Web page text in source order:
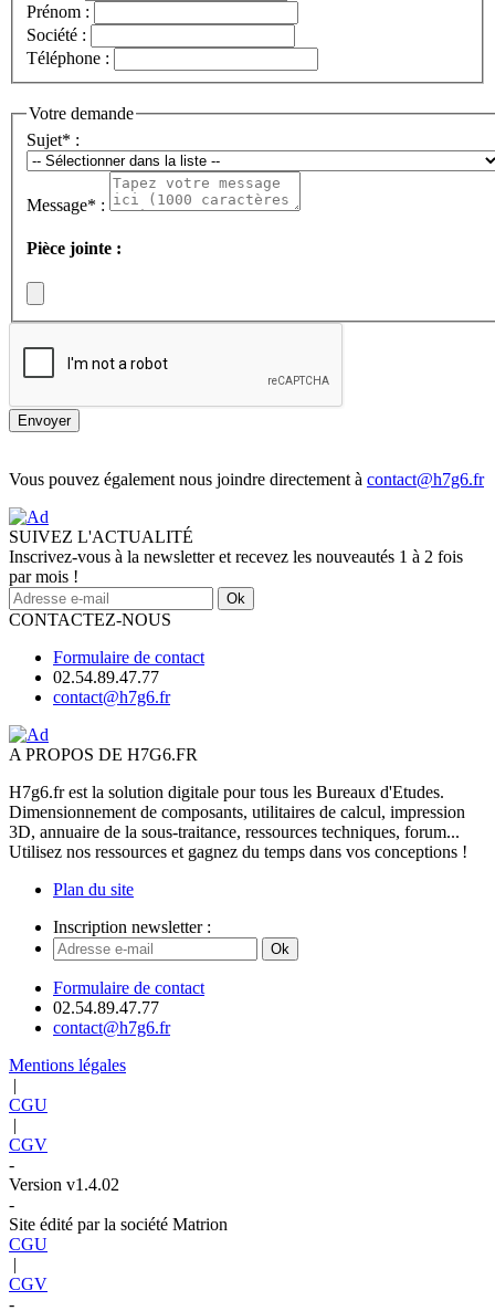
Prénom :
Société :
Téléphone :
Votre demande
Sujet* :
Message* :
Pièce jointe :
Envoyer
Vous pouvez également nous joindre directement à contact@h7g6.fr
SUIVEZ L'ACTUALITÉ
Inscrivez-vous à la newsletter et recevez les nouveautés 1 à 2 fois
par mois !
Ok
CONTACTEZ-NOUS
Formulaire de contact
02.54.89.47.77
contact@h7g6.fr
A PROPOS DE H7G6.FR
H7g6.fr est la solution digitale pour tous les Bureaux d'Etudes.
Dimensionnement de composants, utilitaires de calcul, impression
3D, annuaire de la sous-traitance, ressources techniques, forum...
Utilisez nos ressources et gagnez du temps dans vos conceptions !
Plan du site
Inscription newsletter :
Ok
Formulaire de contact
02.54.89.47.77
contact@h7g6.fr
Mentions légales
|
CGU
|
CGV
-
Version v1.4.02
-
Site édité par la société Matrion
CGU
|
CGV
-